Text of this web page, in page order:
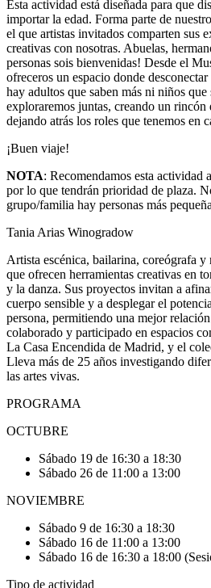
Esta actividad está diseñada para que
importar la edad. Forma parte de
el que artistas invitados comparten sus
creativas con nosotras. Abuelas,
personas sois bienvenidas! Desde el
ofreceros un espacio donde
hay adultos que saben más ni niños que
exploraremos juntas, creando un rincón
NOTA: Recomendamos esta actividad
por lo que tendrán prioridad de plaza.
Artista escénica, bailarina, coreógrafa y
que ofrecen herramientas creativas en
y la danza. Sus proyectos invitan a
cuerpo sensible y a desplegar el
persona, permitiendo una mejor
colaborado y participado en espacios
La Casa Encendida de Madrid, y el
Lleva más de 25 años investigando
Sábado 19 de 16:30 a 18:30
Sábado 9 de 16:30 a 18:30
Sábado 16 de 11:00 a 13:00